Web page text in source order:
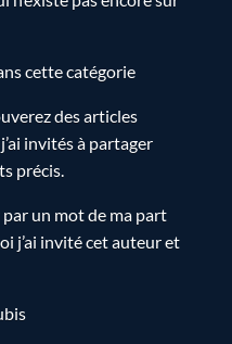
cette catégorie
des articles
invités à partager
précis.
un mot de ma part
j’ai invité cet auteur et